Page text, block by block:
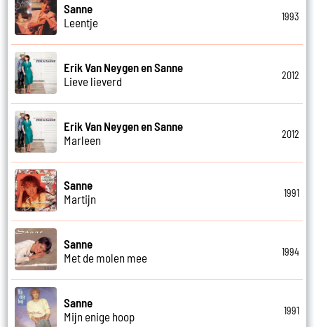
Sanne
Leentje
1993
Erik Van Neygen en Sanne
Lieve lieverd
2012
Erik Van Neygen en Sanne
Marleen
2012
Sanne
Martijn
1991
Sanne
Met de molen mee
1994
Sanne
Mijn enige hoop
1991